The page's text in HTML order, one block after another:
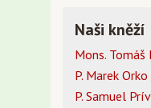
Naši kněží
Mons. Tomáš
P. Marek Orko
P. Samuel